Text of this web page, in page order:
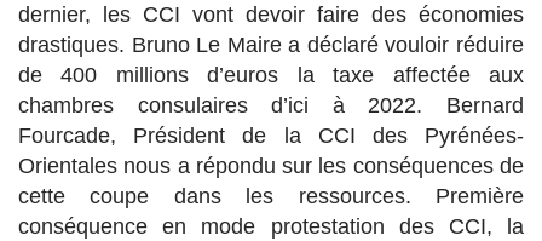
dernier, les CCI vont devoir faire des économies
drastiques. Bruno Le Maire a déclaré vouloir réduire
de 400 millions d’euros la taxe affectée aux
chambres consulaires d’ici à 2022. Bernard
Fourcade, Président de la CCI des Pyrénées-
Orientales nous a répondu sur les conséquences de
cette coupe dans les ressources. Première
conséquence en mode protestation des CCI, la